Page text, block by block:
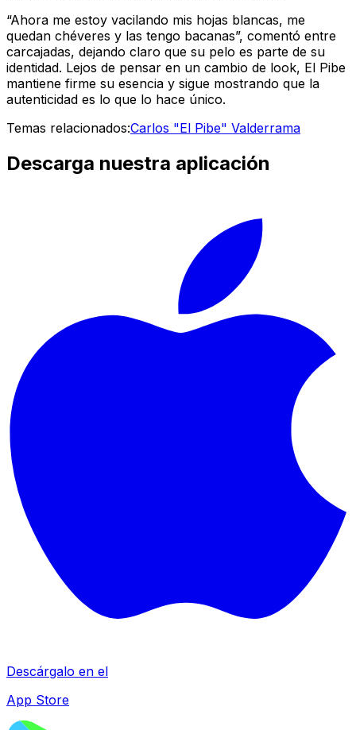
“Ahora me estoy vacilando mis hojas blancas, me
quedan chéveres y las tengo bacanas”, comentó entre
carcajadas, dejando claro que su pelo es parte de su
identidad. Lejos de pensar en un cambio de look, El Pibe
mantiene firme su esencia y sigue mostrando que la
autenticidad es lo que lo hace único.
Temas relacionados:Carlos "El Pibe" Valderrama
Descarga nuestra aplicación
Descárgalo en el
App Store